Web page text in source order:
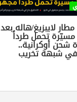
لايبزيغ/هاله بعد
مسيّرة تحمل طرداً
شحن أوكرانية..
شبهة تخريب